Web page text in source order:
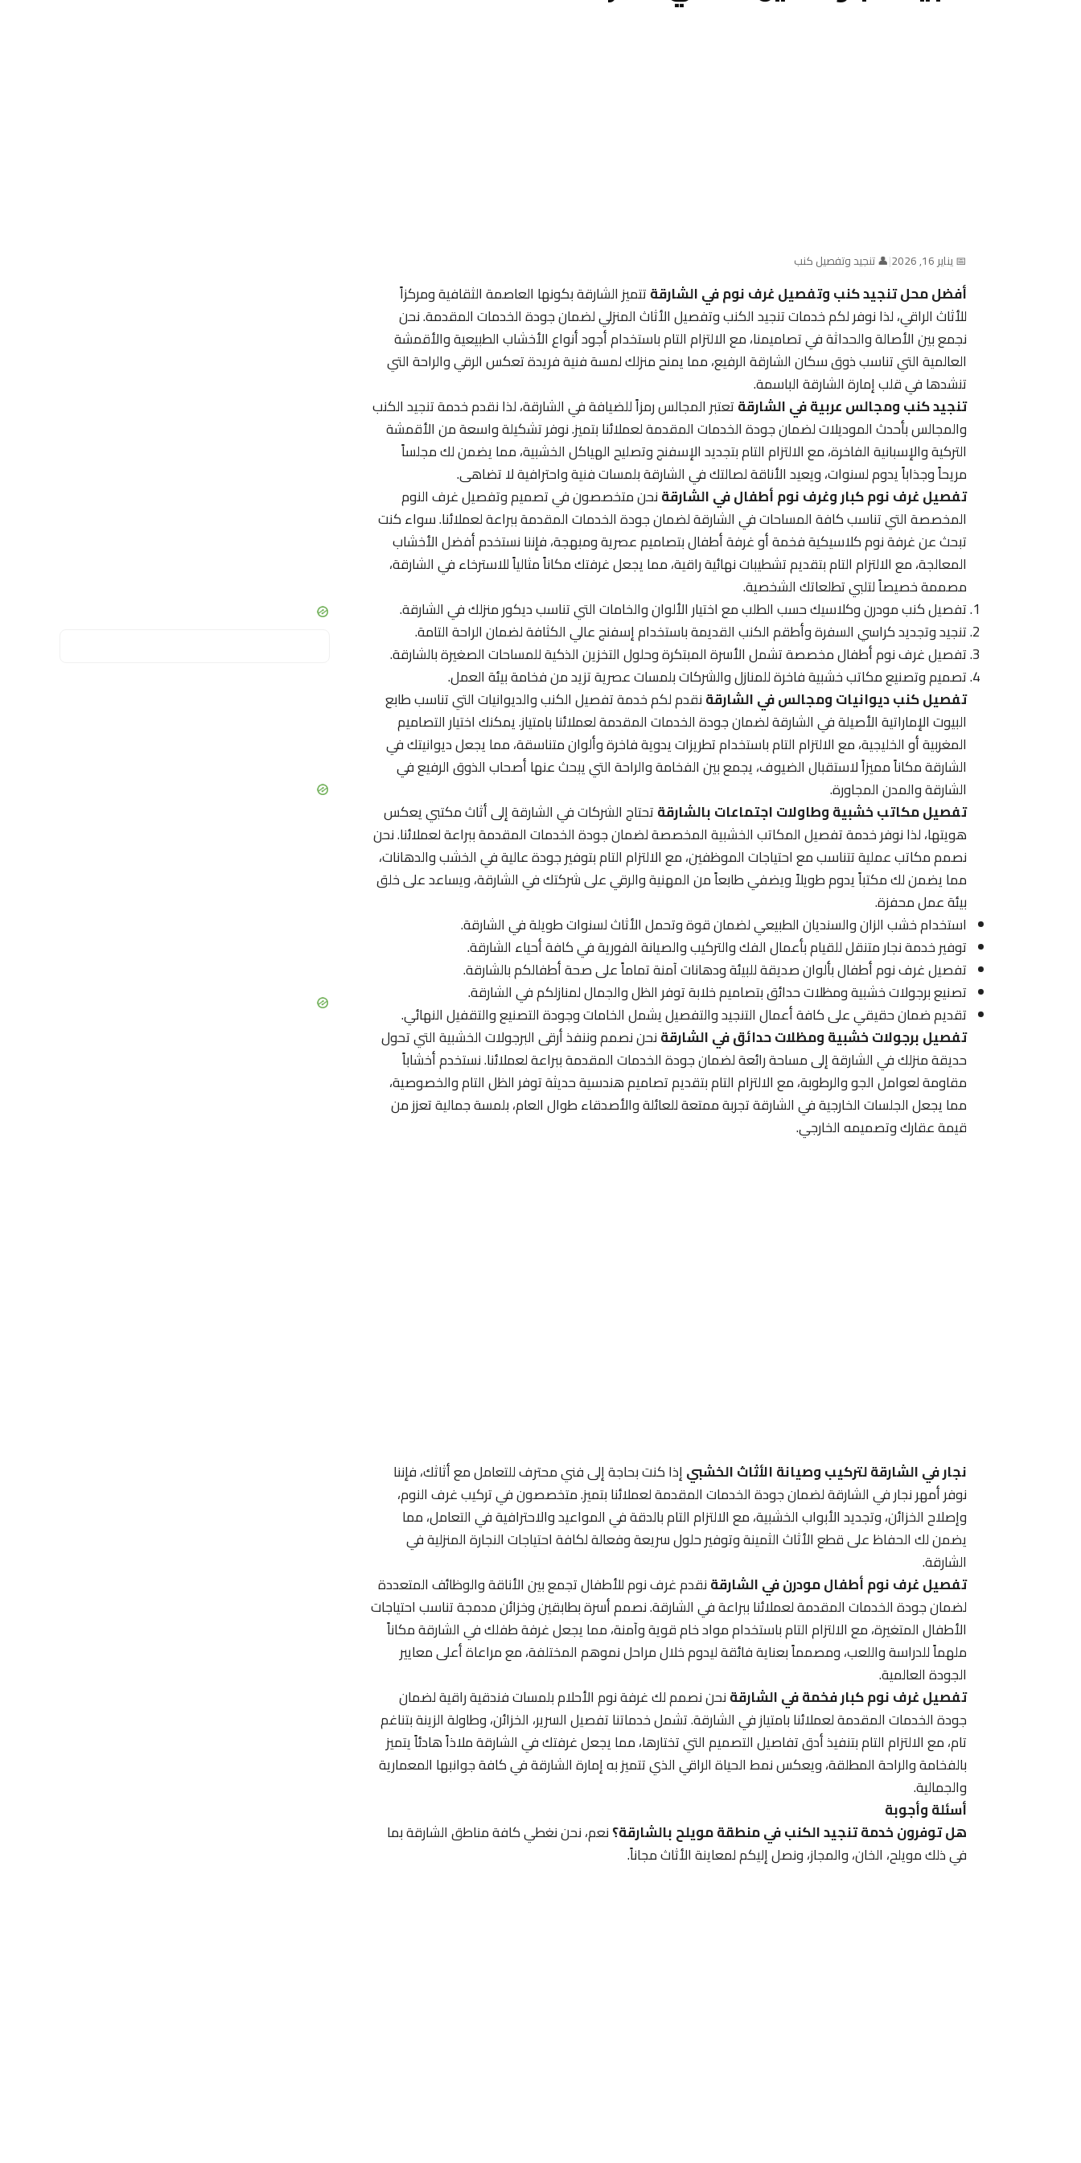
📅 يناير 16, 2026 |👤 تنجيد وتفصيل كنب
أفضل محل تنجيد كنب وتفصيل غرف نوم في الشارقةتتميز الشارقة بكونها العاصمة الثقافية ومركزاً
للأثاث الراقي، لذا نوفر لكم خدمات تنجيد الكنب وتفصيل الأثاث المنزلي لضمان جودة الخدمات المقدمة. نحن
نجمع بين الأصالة والحداثة في تصاميمنا، مع الالتزام التام باستخدام أجود أنواع الأخشاب الطبيعية والأقمشة
العالمية التي تناسب ذوق سكان الشارقة الرفيع، مما يمنح منزلك لمسة فنية فريدة تعكس الرقي والراحة التي
تنشدها في قلب إمارة الشارقة الباسمة.
تنجيد كنب ومجالس عربية في الشارقةتعتبر المجالس رمزاً للضيافة في الشارقة، لذا نقدم خدمة تنجيد الكنب
والمجالس بأحدث الموديلات لضمان جودة الخدمات المقدمة لعملائنا بتميز. نوفر تشكيلة واسعة من الأقمشة
التركية والإسبانية الفاخرة، مع الالتزام التام بتجديد الإسفنج وتصليح الهياكل الخشبية، مما يضمن لك مجلساً
مريحاً وجذاباً يدوم لسنوات، ويعيد الأناقة لصالتك في الشارقة بلمسات فنية واحترافية لا تضاهى.
تفصيل غرف نوم كبار وغرف نوم أطفال في الشارقةنحن متخصصون في تصميم وتفصيل غرف النوم
المخصصة التي تناسب كافة المساحات في الشارقة لضمان جودة الخدمات المقدمة ببراعة لعملائنا. سواء كنت
تبحث عن غرفة نوم كلاسيكية فخمة أو غرفة أطفال بتصاميم عصرية ومبهجة، فإننا نستخدم أفضل الأخشاب
المعالجة، مع الالتزام التام بتقديم تشطيبات نهائية راقية، مما يجعل غرفتك مكاناً مثالياً للاسترخاء في الشارقة،
مصممة خصيصاً لتلبي تطلعاتك الشخصية.
تفصيل كنب مودرن وكلاسيك حسب الطلب مع اختيار الألوان والخامات التي تناسب ديكور منزلك في الشارقة.
تنجيد وتجديد كراسي السفرة وأطقم الكنب القديمة باستخدام إسفنج عالي الكثافة لضمان الراحة التامة.
تفصيل غرف نوم أطفال مخصصة تشمل الأسرة المبتكرة وحلول التخزين الذكية للمساحات الصغيرة بالشارقة.
تصميم وتصنيع مكاتب خشبية فاخرة للمنازل والشركات بلمسات عصرية تزيد من فخامة بيئة العمل.
تفصيل كنب ديوانيات ومجالس في الشارقةنقدم لكم خدمة تفصيل الكنب والديوانيات التي تناسب طابع
البيوت الإماراتية الأصيلة في الشارقة لضمان جودة الخدمات المقدمة لعملائنا بامتياز. يمكنك اختيار التصاميم
المغربية أو الخليجية، مع الالتزام التام باستخدام تطريزات يدوية فاخرة وألوان متناسقة، مما يجعل ديوانيتك في
الشارقة مكاناً مميزاً لاستقبال الضيوف، يجمع بين الفخامة والراحة التي يبحث عنها أصحاب الذوق الرفيع في
الشارقة والمدن المجاورة.
تفصيل مكاتب خشبية وطاولات اجتماعات بالشارقةتحتاج الشركات في الشارقة إلى أثاث مكتبي يعكس
هويتها، لذا نوفر خدمة تفصيل المكاتب الخشبية المخصصة لضمان جودة الخدمات المقدمة ببراعة لعملائنا. نحن
نصمم مكاتب عملية تتناسب مع احتياجات الموظفين، مع الالتزام التام بتوفير جودة عالية في الخشب والدهانات،
مما يضمن لك مكتباً يدوم طويلاً ويضفي طابعاً من المهنية والرقي على شركتك في الشارقة، ويساعد على خلق
بيئة عمل محفزة.
استخدام خشب الزان والسنديان الطبيعي لضمان قوة وتحمل الأثاث لسنوات طويلة في الشارقة.
توفير خدمة نجار متنقل للقيام بأعمال الفك والتركيب والصيانة الفورية في كافة أحياء الشارقة.
تفصيل غرف نوم أطفال بألوان صديقة للبيئة ودهانات آمنة تماماً على صحة أطفالكم بالشارقة.
تصنيع برجولات خشبية ومظلات حدائق بتصاميم خلابة توفر الظل والجمال لمنازلكم في الشارقة.
تقديم ضمان حقيقي على كافة أعمال التنجيد والتفصيل يشمل الخامات وجودة التصنيع والتقفيل النهائي.
تفصيل برجولات خشبية ومظلات حدائق في الشارقةنحن نصمم وننفذ أرقى البرجولات الخشبية التي تحول
حديقة منزلك في الشارقة إلى مساحة رائعة لضمان جودة الخدمات المقدمة ببراعة لعملائنا. نستخدم أخشاباً
مقاومة لعوامل الجو والرطوبة، مع الالتزام التام بتقديم تصاميم هندسية حديثة توفر الظل التام والخصوصية،
مما يجعل الجلسات الخارجية في الشارقة تجربة ممتعة للعائلة والأصدقاء طوال العام، بلمسة جمالية تعزز من
قيمة عقارك وتصميمه الخارجي.
نجار في الشارقة لتركيب وصيانة الأثاث الخشبيإذا كنت بحاجة إلى فني محترف للتعامل مع أثاثك، فإننا
نوفر أمهر نجار في الشارقة لضمان جودة الخدمات المقدمة لعملائنا بتميز. متخصصون في تركيب غرف النوم،
وإصلاح الخزائن، وتجديد الأبواب الخشبية، مع الالتزام التام بالدقة في المواعيد والاحترافية في التعامل، مما
يضمن لك الحفاظ على قطع الأثاث الثمينة وتوفير حلول سريعة وفعالة لكافة احتياجات النجارة المنزلية في
الشارقة.
تفصيل غرف نوم أطفال مودرن في الشارقةنقدم غرف نوم للأطفال تجمع بين الأناقة والوظائف المتعددة
لضمان جودة الخدمات المقدمة لعملائنا ببراعة في الشارقة. نصمم أسرة بطابقين وخزائن مدمجة تناسب احتياجات
الأطفال المتغيرة، مع الالتزام التام باستخدام مواد خام قوية وآمنة، مما يجعل غرفة طفلك في الشارقة مكاناً
ملهماً للدراسة واللعب، ومصمماً بعناية فائقة ليدوم خلال مراحل نموهم المختلفة، مع مراعاة أعلى معايير
الجودة العالمية.
تفصيل غرف نوم كبار فخمة في الشارقةنحن نصمم لك غرفة نوم الأحلام بلمسات فندقية راقية لضمان
جودة الخدمات المقدمة لعملائنا بامتياز في الشارقة. تشمل خدماتنا تفصيل السرير، الخزائن، وطاولة الزينة بتناغم
تام، مع الالتزام التام بتنفيذ أدق تفاصيل التصميم التي تختارها، مما يجعل غرفتك في الشارقة ملاذاً هادئاً يتميز
بالفخامة والراحة المطلقة، ويعكس نمط الحياة الراقي الذي تتميز به إمارة الشارقة في كافة جوانبها المعمارية
والجمالية.
أسئلة وأجوبة
هل توفرون خدمة تنجيد الكنب في منطقة مويلح بالشارقة؟نعم، نحن نغطي كافة مناطق الشارقة بما
في ذلك مويلح، الخان، والمجاز، ونصل إليكم لمعاينة الأثاث مجاناً.